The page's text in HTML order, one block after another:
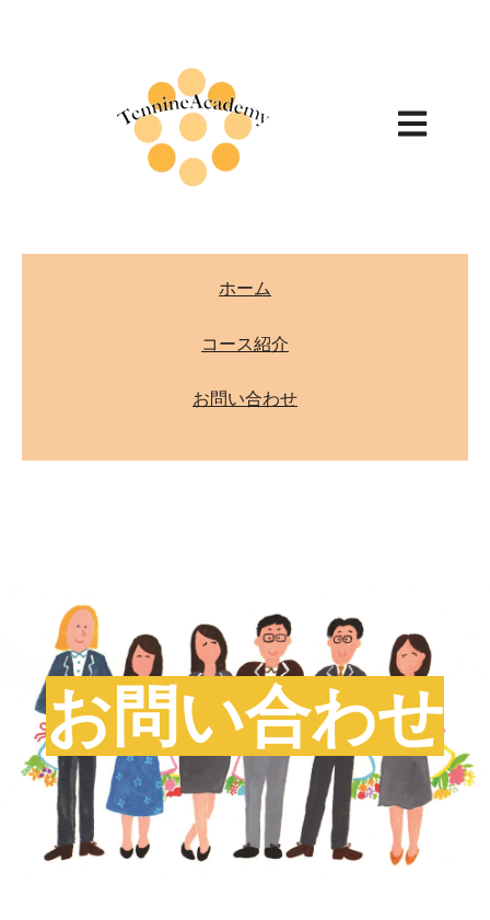
Open
ホーム
コース紹介
お問い合わせ
お問い合わせ